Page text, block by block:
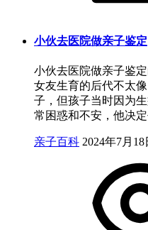
小伙去医院做亲子鉴定
小伙去医院做亲子鉴
女友生育的后代不太
子，但孩子当时因为
常困惑和不安，他决
亲子百科 2024年7月18